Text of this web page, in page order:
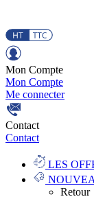
Mon Compte
Mon Compte
Me connecter
Contact
Contact
LES
Retour